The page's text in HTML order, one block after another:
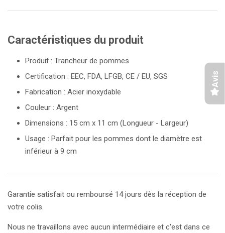
Caractéristiques du produit
Produit : Trancheur de pommes
Certification : EEC, FDA, LFGB, CE / EU, SGS
Fabrication : Acier inoxydable
Couleur : Argent
Dimensions : 15 cm x 11 cm (Longueur - Largeur)
Usage : Parfait pour les pommes dont le diamètre est
inférieur à 9 cm
Garantie satisfait ou remboursé 14 jours dès la réception de
votre colis.
Nous ne travaillons avec aucun intermédiaire et c'est dans ce
Avis